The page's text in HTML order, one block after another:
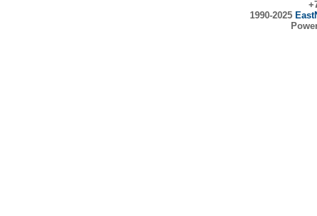
1990-2025